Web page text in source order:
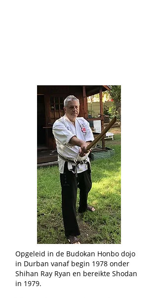
Opgeleid in de Budokan Honbo dojo
in Durban vanaf begin 1978 onder
Shihan Ray Ryan en bereikte Shodan
in 1979.